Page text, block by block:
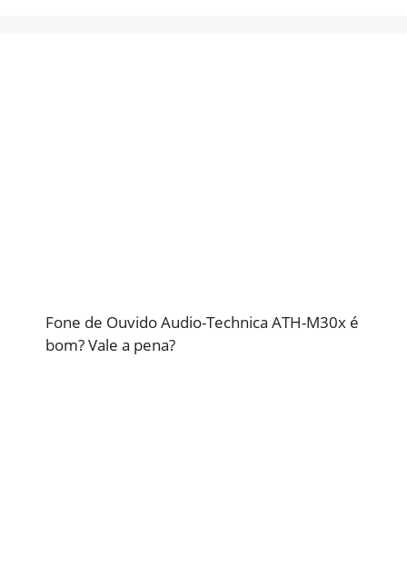
Fone de Ouvido Audio-Technica ATH-M30x é
bom? Vale a pena?